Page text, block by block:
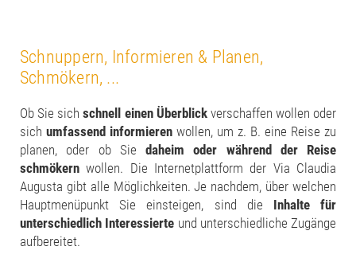
Schnuppern, Informieren & Planen,
Schmökern, ...
Ob Sie sichschnell einen Überblickverschaffen wollen oder
sich umfassend informieren wollen, um z. B. eine Reise zu
planen, oder ob Sie daheim oder während der Reise
schmökern wollen. Die Internetplattform der Via Claudia
Augusta gibt alle Möglichkeiten. Je nachdem, über welchen
Hauptmenüpunkt Sie einsteigen, sind die Inhalte für
unterschiedlich Interessierte und unterschiedliche Zugänge
aufbereitet.